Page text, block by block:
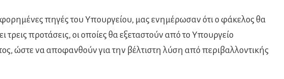
πηγές του Υπουργείου, μας ενημέρωσαν ότι ο φάκελος θα
τρεις προτάσεις, οι οποίες θα εξεταστούν από το Υπουργείο
ώστε να αποφανθούν για την βέλτιστη λύση από περιβαλλοντικής